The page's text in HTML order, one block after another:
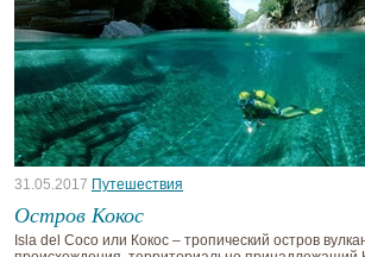
31.05.2017 Путешествия
Остров Кокос
Isla del Coco или Кокос – тропический остров